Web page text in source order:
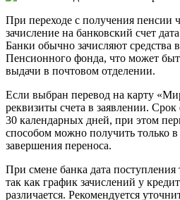
При переходе с получения пенсии
зачисление на банковский счет
Банки обычно зачисляют средства
Пенсионного фонда, что может
выдачи в почтовом отделении.
Если выбран перевод на карту
реквизиты счета в заявлении. Срок
30 календарных дней, при этом
способом можно получить только
завершения переноса.
При смене банка дата
так как график зачислений у
различается. Рекомендуется